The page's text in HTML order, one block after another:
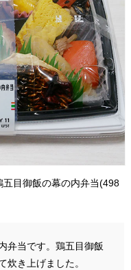
目御飯の幕の内弁当(498
弁当です。鶏五目御飯
炊き上げました。